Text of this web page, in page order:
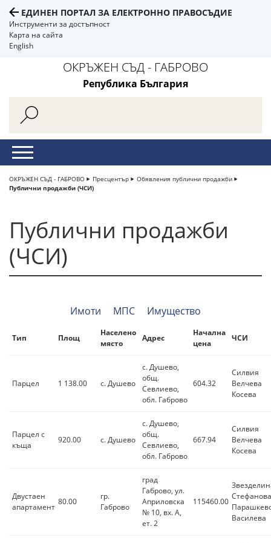
ЕДИНЕН ПОРТАЛ ЗА ЕЛЕКТРОННО ПРАВОСЪДИЕ
Инструменти за достъпност
Карта на сайта
English
ОКРЪЖЕН СЪД - ГАБРОВО
Република България
ОКРЪЖЕН СЪД - ГАБРОВО Пресцентър
Обявления публични продажби
Публични продажби (ЧСИ)
Публични продажби
(ЧСИ)
Имоти МПС Имущество
Тип Площ
Населено
място
Адрес
Начална
цена
ЧСИ
Парцел 1 138.00 с. Душево
с. Душево,
общ.
Севлиево,
обл. Габрово
604.32
Силвия
Велчева
Косева
Парцел с
къща
920.00 с. Душево
с. Душево,
общ.
Севлиево,
обл. Габрово
667.94
Силвия
Велчева
Косева
Двустаен
апартамент
80.00
гр.
Габрово
град
Габрово, ул.
Априловска
№ 10, вх. А,
ет. 2
115460.00
Стефанова
Василева